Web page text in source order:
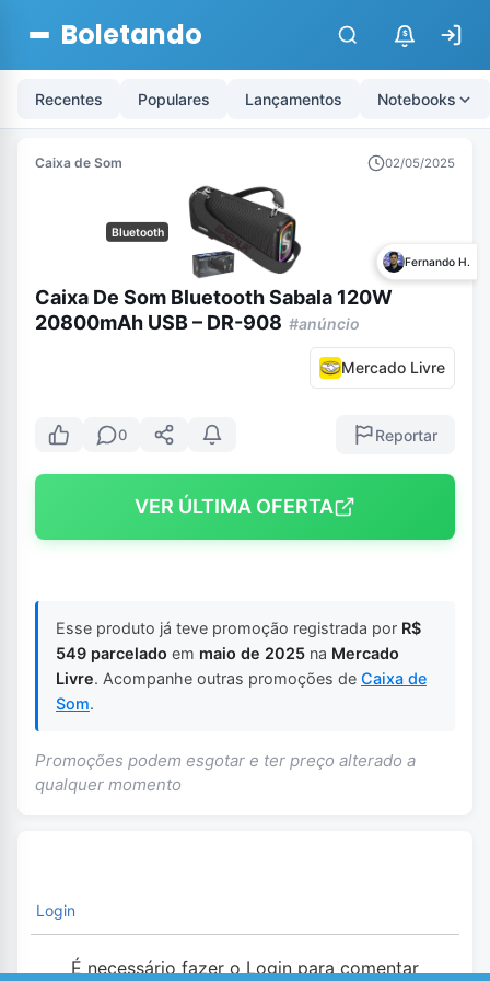
Boletando $
Recentes Populares Lançamentos Notebooks
Caixa de Som 02/05/2025
Bluetooth
Fernando H.
Caixa De Som Bluetooth Sabala 120W
20800mAh USB – DR-908 #anúncio
Mercado Livre
0 Reportar
VER ÚLTIMA OFERTA
Esse produto já teve promoção registrada por R$
549 parcelado em maio de 2025 na Mercado
Livre. Acompanhe outras promoções de Caixa de
Som.
Promoções podem esgotar e ter preço alterado a
qualquer momento
Login
É necessário fazer o Login para comentar